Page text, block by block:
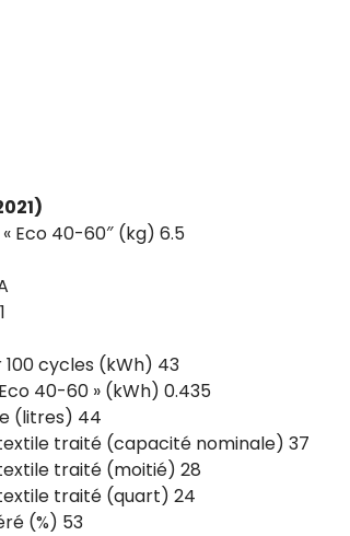
Eco 40-60″ (kg) 6.5
cycles (kWh) 43
40-60 » (kWh) 0.435
(litres) 44
traité (capacité nominale) 37
traité (moitié) 28
traité (quart) 24
(%) 53